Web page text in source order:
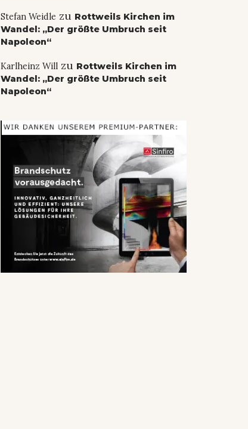
Stefan Weidle zu Rottweils Kirchen im
Wandel: „Der größte Umbruch seit
Napoleon“
Karlheinz Willzu Rottweils Kirchen im
Wandel: „Der größte Umbruch seit
Napoleon“